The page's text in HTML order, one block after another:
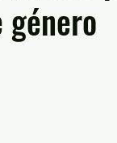
y Justicia